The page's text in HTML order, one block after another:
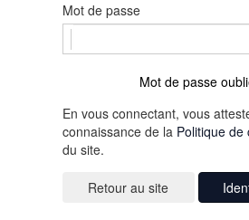
Mot de passe
Mot de passe
En vous connectant, vous
connaissance de la Politique de
du site.